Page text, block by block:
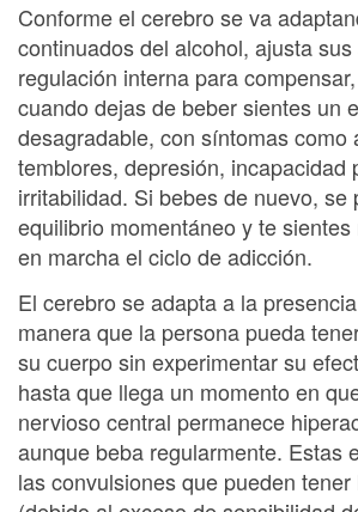
Conforme el cerebro se va
continuados del alcohol, ajusta
regulación interna para
cuando dejas de beber sientes un
desagradable, con síntomas como
temblores, depresión, incapacidad
irritabilidad. Si bebes de nuevo, se
equilibrio momentáneo y te
en marcha el ciclo de adicción.
El cerebro se adapta a la
manera que la persona pueda
su cuerpo sin experimentar su
hasta que llega un momento en
nervioso central permanece
aunque beba regularmente. Estas
las convulsiones que pueden